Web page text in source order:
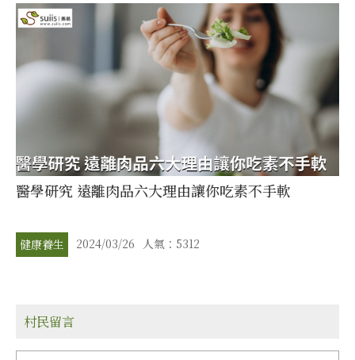
醫學研究 遠離肉品六大理由讓你吃素不手軟
健康養生 2024/03/26 人氣：5312
村民留言